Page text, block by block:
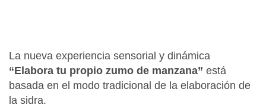
La nueva experiencia sensorial y dinámica
“Elabora tu propio zumo de manzana” está
basada en el modo tradicional de la elaboración de
la sidra.